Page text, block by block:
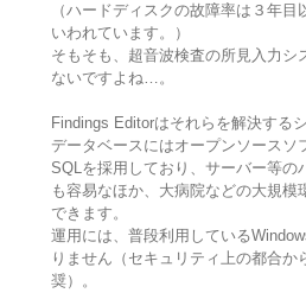
（ハードディスクの故障率は３年目
いわれています。）
そもそも、超音波検査の所見入力シ
ないですよね…。
Findings Editorはそれらを解決する
データベースにはオープンソースソ
SQLを採用しており、サーバー等の
も容易なほか、大病院などの大規模
できます。
運用には、普段利用している
りません（セキュリティ上の都合か
奨）。